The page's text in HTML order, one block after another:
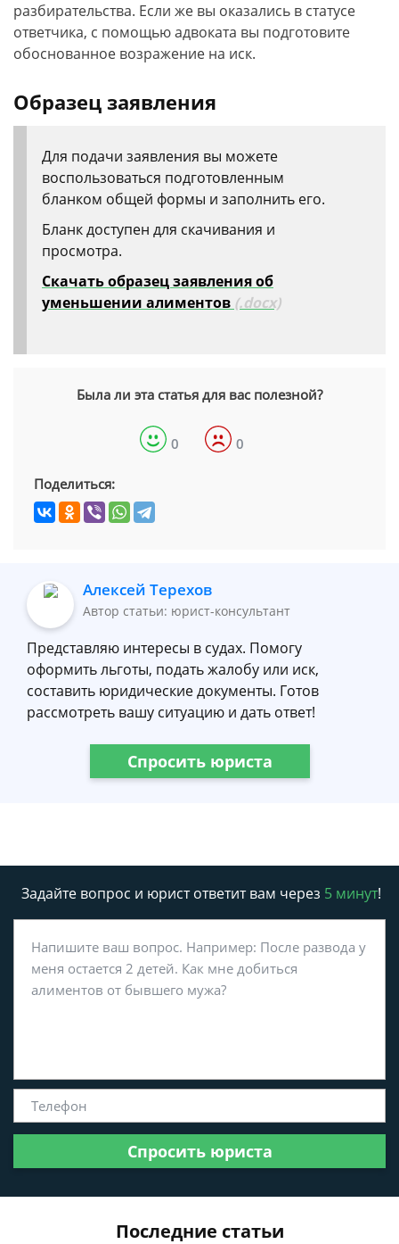
разбирательства. Если же вы оказались в статусе
ответчика, с помощью адвоката вы подготовите
обоснованное возражение на иск.
Образец заявления
Для подачи заявления вы можете
воспользоваться подготовленным
бланком общей формы и заполнить его.
Бланк доступен для скачивания и
просмотра.
Скачать образец заявления об
уменьшении алиментов (.docx)
Была ли эта статья для вас полезной?
0 0
Поделиться:
Алексей Терехов
Автор статьи: юрист-консультант
Представляю интересы в судах. Помогу
оформить льготы, подать жалобу или иск,
составить юридические документы. Готов
рассмотреть вашу ситуацию и дать ответ!
Спросить юриста
Задайте вопрос и юрист ответит вам через 5 минут!
Спросить юриста
Последние статьи